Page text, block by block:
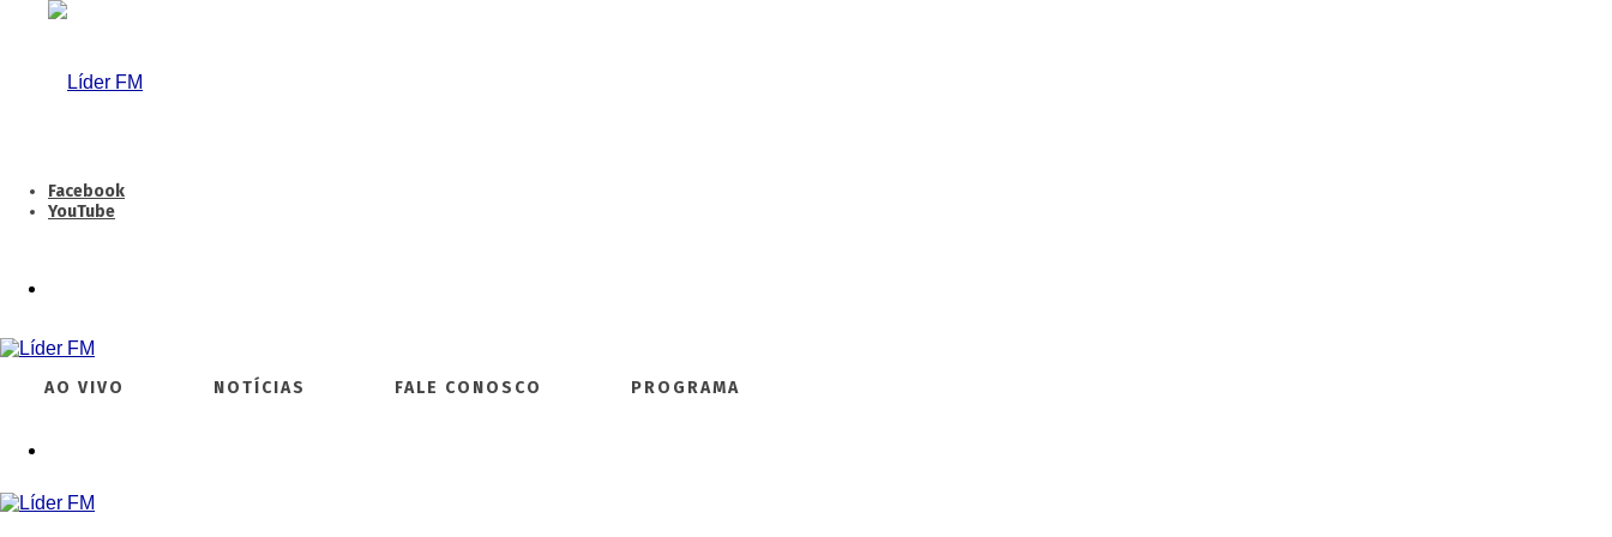
Facebook
YouTube
AO VIVO NOTÍCIAS FALE CONOSCO PROGRAMA